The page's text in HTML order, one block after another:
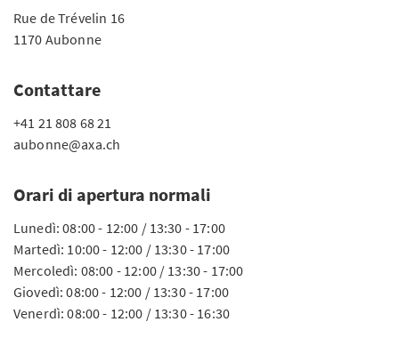
Rue de Trévelin 16
1170 Aubonne
Contattare
+41 21 808 68 21
aubonne@axa.ch
Orari di apertura normali
Lunedì: 08:00 - 12:00 / 13:30 - 17:00
Martedì: 10:00 - 12:00 / 13:30 - 17:00
Mercoledì: 08:00 - 12:00 / 13:30 - 17:00
Giovedì: 08:00 - 12:00 / 13:30 - 17:00
Venerdì: 08:00 - 12:00 / 13:30 - 16:30